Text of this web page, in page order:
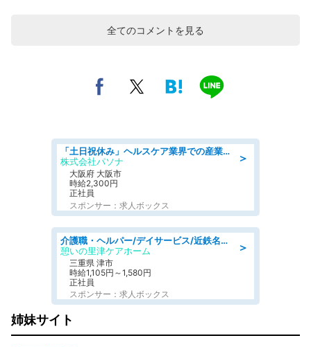
全てのコメントを見る
＞
「土日祝休み」ヘルスケア業界での産業保健師業務/看護師/高時給/要資格:正看護師
株式会社パソナ
大阪府 大阪市
時給2,300円
正社員
スポンサー：求人ボックス
＞
介護職・ヘルパー/デイサービス/近鉄名古屋線 高田本山/津市/三重県
憩いの里津ケアホーム
三重県 津市
時給1,105円～1,580円
正社員
スポンサー：求人ボックス
姉妹サイト